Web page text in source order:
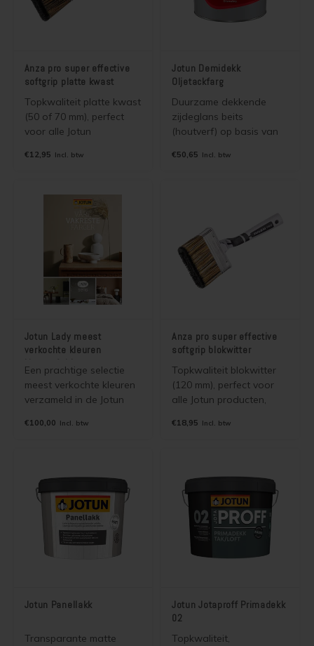
Anza pro super effective
softgrip platte kwast
Topkwaliteit platte kwast
(50 of 70 mm), perfect
voor alle Jotun
watergedragen als
verf. Hoog rendement en
€12,95 Incl. btw
Jotun Demidekk
Oljetackfarg
Duurzame dekkende
zijdeglans beits
(houtverf) op basis van
Grondverf en aflak in
of bij schilderwerk in een
lichte kleur.
€50,65 Incl. btw
Jotun Lady meest
verkochte kleuren
Een prachtige selectie
meest verkochte kleuren
verzameld in de Jotun
kleuren" kleurenfolder
dekkende binnen en
buitenverven van Jotun.
€100,00 Incl. btw
Anza pro super effective
softgrip blokwitter
Topkwaliteit blokwitter
(120 mm), perfect voor
alle Jotun producten,
als terpentine houdende
€18,95 Incl. btw
Jotun Panellakk
Transparante matte
Jotun Jotaproff Primadekk
02
Topkwaliteit,